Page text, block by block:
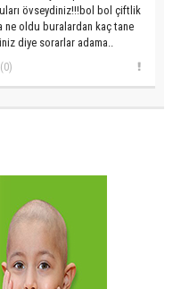
övseydiniz!!!bol bol çiftlik
ne oldu buralardan kaç tane
diye sorarlar adama..
(0)